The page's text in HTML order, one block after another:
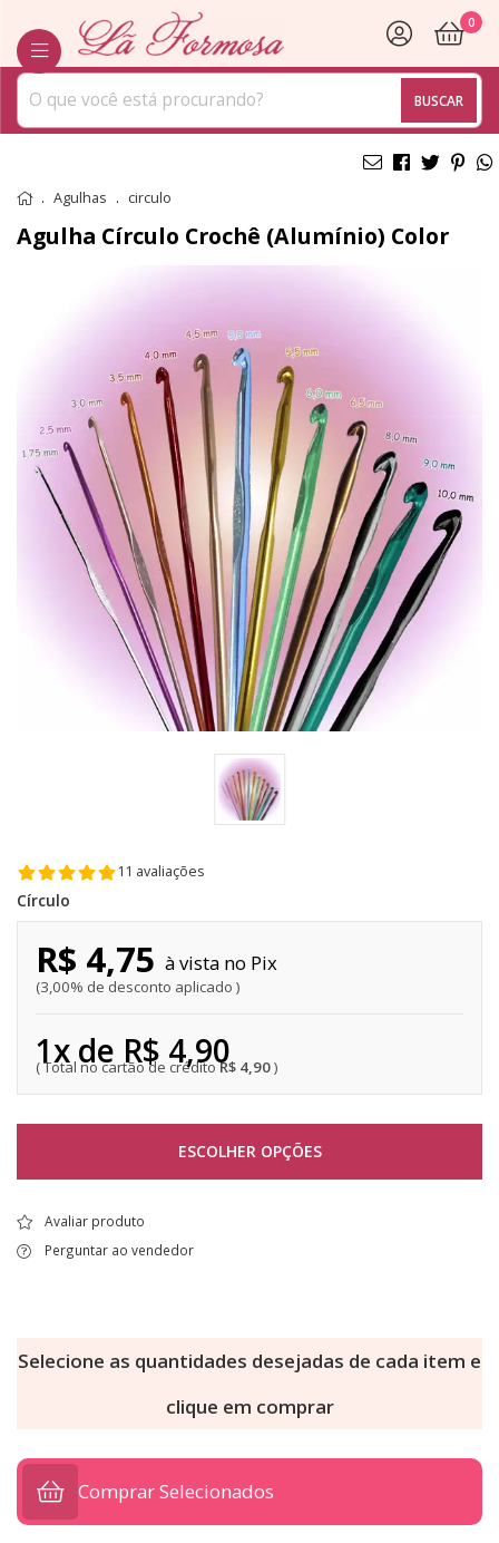
BUSCAR
0
Agulhas circulo
Agulha Círculo Crochê (Alumínio) Color
11 avaliações
Círculo
R$ 4,90
1x de R$ 4,90
R$ 4,75
3,00% de desconto aplicado
Pix
ESCOLHER OPÇÕES
Avaliar produto
Perguntar ao vendedor
Selecione as quantidades desejadas de cada item e
clique em comprar
Comprar Selecionados